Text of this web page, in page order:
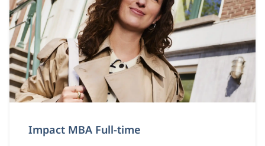
Impact MBA Full-time